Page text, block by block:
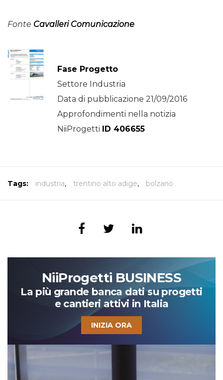
Fonte Cavalleri Comunicazione
Fase Progetto
Settore Industria
Data di pubblicazione 21/09/2016
Approfondimenti nella notizia
NiiProgetti ID 406655
Tags: industria, trentino alto adige, bolzano
NiiProgetti BUSINESS
La più grande banca dati su progetti
e cantieri attivi in Italia
INIZIA ORA